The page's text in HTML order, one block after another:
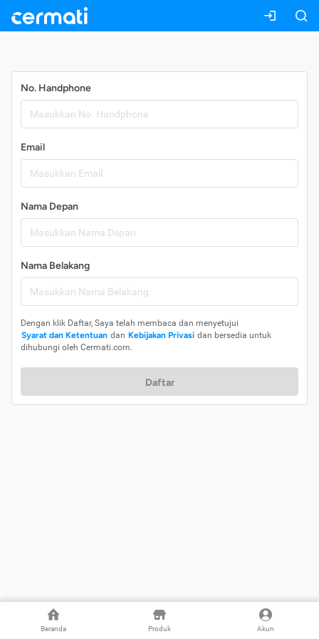
Beranda Produk Akun
No. Handphone
Email
Nama Depan
Nama Belakang
Dengan klik Daftar, Saya telah membaca dan menyetujui
Syarat dan Ketentuan dan Kebijakan Privasi dan bersedia untuk
dihubungi oleh Cermati.com.
Daftar